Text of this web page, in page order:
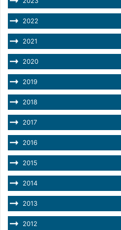
2022
2021
2020
2019
2018
2017
2016
2015
2014
2013
2012